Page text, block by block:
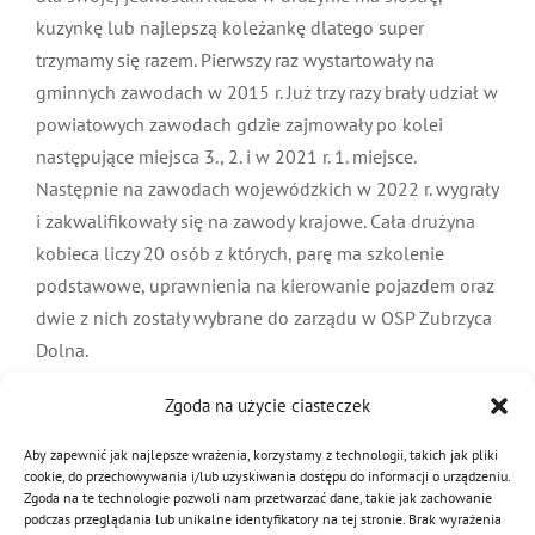
Zgoda na użycie ciasteczek
Aby zapewnić jak najlepsze wrażenia, korzystamy z technologii, takich jak pliki
cookie, do przechowywania i/lub uzyskiwania dostępu do informacji o urządzeniu.
Zgoda na te technologie pozwoli nam przetwarzać dane, takie jak zachowanie
podczas przeglądania lub unikalne identyfikatory na tej stronie. Brak wyrażenia
kuzynkę lub najlepszą koleżankę dlatego super
trzymamy się razem. Pierwszy raz wystartowały na
gminnych zawodach w 2015 r. Już trzy razy brały udział w
powiatowych zawodach gdzie zajmowały po kolei
następujące miejsca 3., 2. i w 2021 r. 1. miejsce.
Następnie na zawodach wojewódzkich w 2022 r. wygrały
i zakwalifikowały się na zawody krajowe. Cała drużyna
kobieca liczy 20 osób z których, parę ma szkolenie
podstawowe, uprawnienia na kierowanie pojazdem oraz
dwie z nich zostały wybrane do zarządu w OSP Zubrzyca
Dolna.
Kategorie:Drużyny OSP 2023